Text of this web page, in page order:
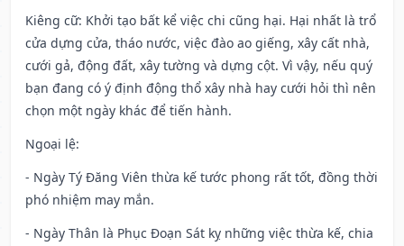
Kiêng cữ: Khởi tạo bất kể việc chi cũng hại. Hại nhất là trổ
cửa dựng cửa, tháo nước, việc đào ao giếng, xây cất nhà,
cưới gả, động đất, xây tường và dựng cột. Vì vậy, nếu quý
bạn đang có ý định động thổ xây nhà hay cưới hỏi thì nên
chọn một ngày khác để tiến hành.
Ngoại lệ:
- Ngày Tý Đăng Viên thừa kế tước phong rất tốt, đồng thời
phó nhiệm may mắn.
- Ngày Thân là Phục Đoạn Sát kỵ những việc thừa kế, chia